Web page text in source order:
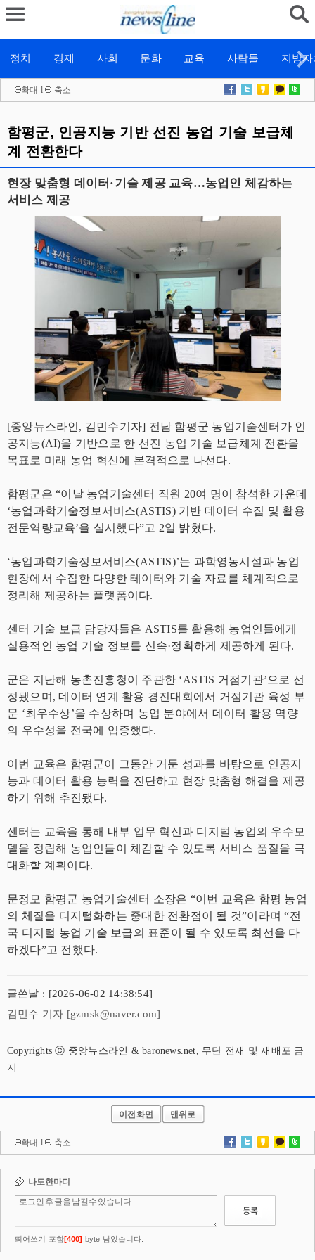
정치 경제 사회 문화 교육 사람들 지방
확대 l 축소
함평군, 인공지능 기반 선진 농업 기술 보급체
계 전환한다
현장 맞춤형 데이터·기술 제공 교육…농업인 체감하는
서비스 제공
[중앙뉴스라인, 김민수기자] 전남 함평군 농업기술센터가 인
공지능(AI)을 기반으로 한 선진 농업 기술 보급체계 전환을
목표로 미래 농업 혁신에 본격적으로 나선다.
함평군은 “이날 농업기술센터 직원 20여 명이 참석한 가운데
‘농업과학기술정보서비스(ASTIS) 기반 데이터 수집 및 활용
전문역량교육’을 실시했다”고 2일 밝혔다.
‘농업과학기술정보서비스(ASTIS)’는 과학영농시설과 농업
현장에서 수집한 다양한 테이터와 기술 자료를 체계적으로
정리해 제공하는 플랫폼이다.
센터 기술 보급 담당자들은 ASTIS를 활용해 농업인들에게
실용적인 농업 기술 정보를 신속·정확하게 제공하게 된다.
군은 지난해 농촌진흥청이 주관한 ‘ASTIS 거점기관’으로 선
정됐으며, 데이터 연계 활용 경진대회에서 거점기관 육성 부
문 ‘최우수상’을 수상하며 농업 분야에서 데이터 활용 역량
의 우수성을 전국에 입증했다.
이번 교육은 함평군이 그동안 거둔 성과를 바탕으로 인공지
능과 데이터 활용 능력을 진단하고 현장 맞춤형 해결을 제공
하기 위해 추진됐다.
센터는 교육을 통해 내부 업무 혁신과 디지털 농업의 우수모
델을 정립해 농업인들이 체감할 수 있도록 서비스 품질을 극
대화할 계획이다.
문정모 함평군 농업기술센터 소장은 “이번 교육은 함평 농업
의 체질을 디지털화하는 중대한 전환점이 될 것”이라며 “전
국 디지털 농업 기술 보급의 표준이 될 수 있도록 최선을 다
하겠다”고 전했다.
글쓴날 : [2026-06-02 14:38:54]
김민수 기자 [gzmsk@naver.com]
Copyrights ⓒ 중앙뉴스라인 & baronews.net, 무단 전재 및 재배포 금
지
이전화면 맨위로
확대 l 축소